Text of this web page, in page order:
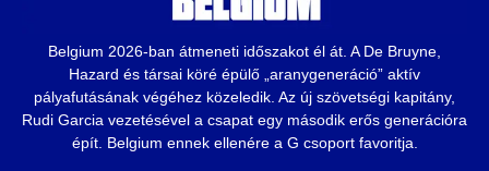
Belgium 2026-ban átmeneti időszakot él át. A De Bruyne,
Hazard és társai köré épülő „aranygeneráció” aktív
pályafutásának végéhez közeledik. Az új szövetségi kapitány,
Rudi Garcia vezetésével a csapat egy második erős generációra
épít. Belgium ennek ellenére a G csoport favoritja.